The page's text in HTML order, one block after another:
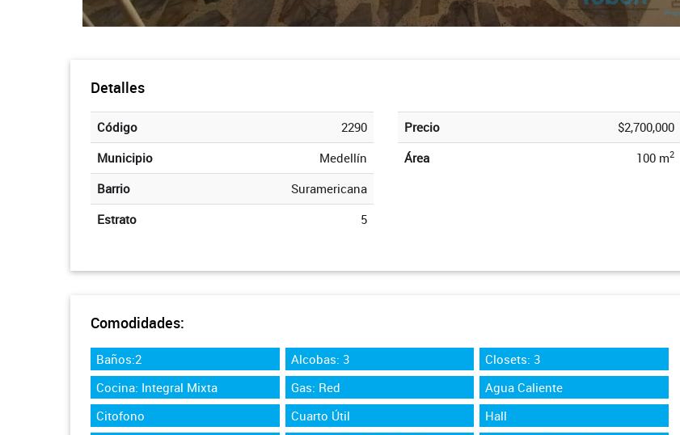
Detalles
Código
2290
Municipio
Medellín
Barrio
Suramericana
Estrato
5
Precio
$2,700,000
Área
100 m2
Comodidades:
Baños:2 Alcobas: 3
Closets: 3
Cocina: Integral Mixta
Gas: Red
Agua Caliente
Citofono
Cuarto Útil
Hall